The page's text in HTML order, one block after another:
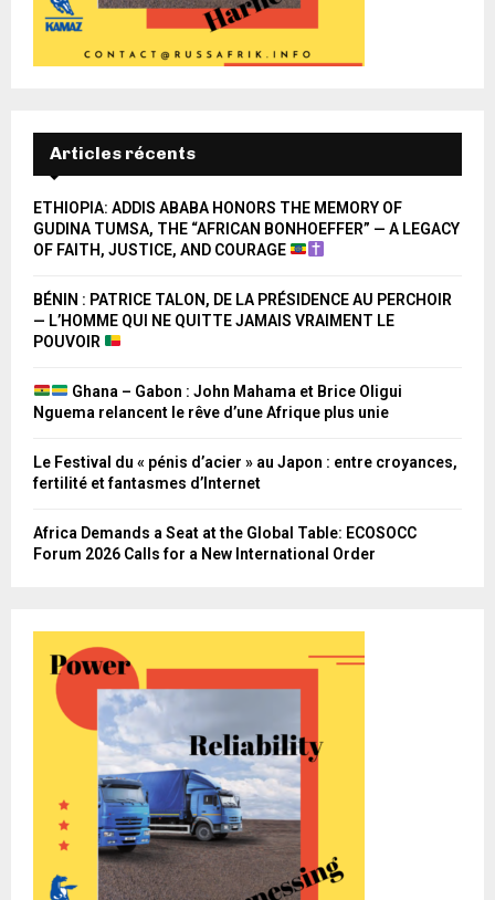
Articles récents
ETHIOPIA: ADDIS ABABA HONORS THE MEMORY OF
GUDINA TUMSA, THE “AFRICAN BONHOEFFER” — A LEGACY
OF FAITH, JUSTICE, AND COURAGE
BÉNIN : PATRICE TALON, DE LA PRÉSIDENCE AU PERCHOIR
— L’HOMME QUI NE QUITTE JAMAIS VRAIMENT LE
POUVOIR
Ghana – Gabon : John Mahama et Brice Oligui
Nguema relancent le rêve d’une Afrique plus unie
Le Festival du « pénis d’acier » au Japon : entre croyances,
fertilité et fantasmes d’Internet
Africa Demands a Seat at the Global Table: ECOSOCC
Forum 2026 Calls for a New International Order